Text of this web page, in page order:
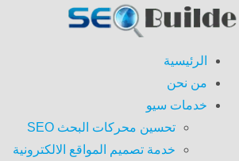
الرئيسية
من نحن
خدمات سيو
تحسين محركات البحث SEO
خدمة تصميم المواقع الالكترونية